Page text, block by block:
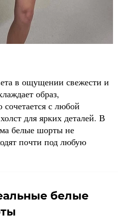
в ощущении свежести и
образ,
сочетается с любой
для ярких деталей. В
белые шорты не
почти под любую
белые